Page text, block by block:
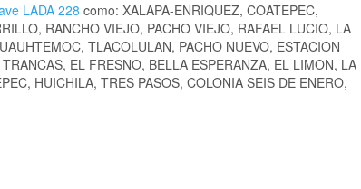
LADA 228 como: XALAPA-ENRIQUEZ, COATEPEC,
RANCHO VIEJO, PACHO VIEJO, RAFAEL LUCIO, LA
TLACOLULAN, PACHO NUEVO, ESTACION
EL FRESNO, BELLA ESPERANZA, EL LIMON, LA
HUICHILA, TRES PASOS, COLONIA SEIS DE ENERO,